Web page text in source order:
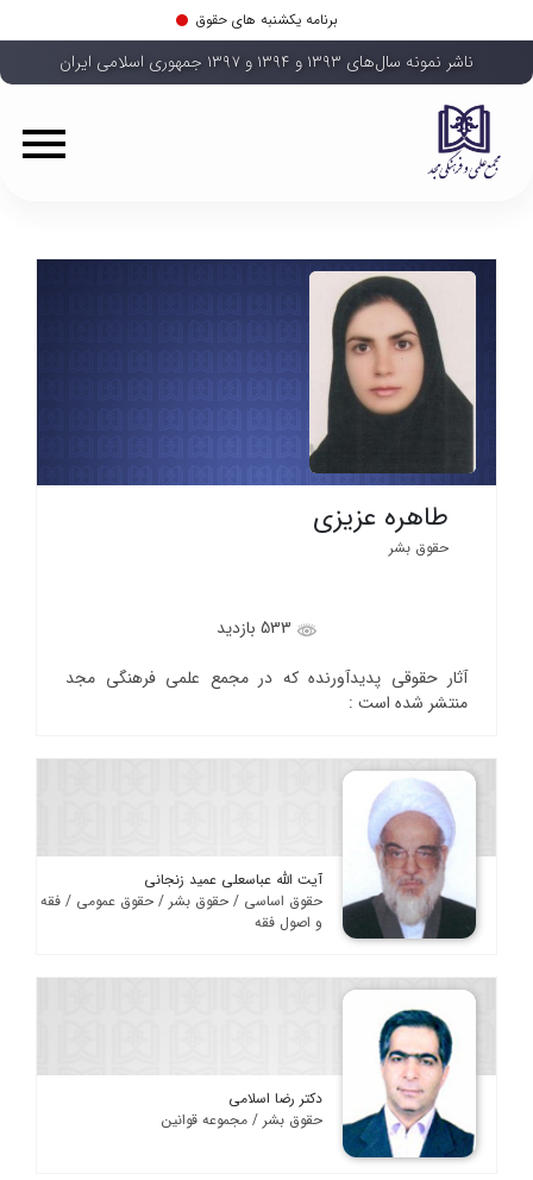
برنامه یکشنبه های حقوق
ناشر نمونه سال‌های ۱۳۹۳ و ۱۳۹۴ و ۱۳۹۷ جمهوری اسلامی ایران
طاهره عزیزی
حقوق بشر
آثار حقوقی پدیدآورنده که در مجمع علمی فرهنگی مجد
منتشر شده است :
آیت الله عباسعلی عمید زنجانی
حقوق اساسی / حقوق بشر / حقوق عمومی / فقه
و اصول فقه
دکتر رضا اسلامی
حقوق بشر / مجموعه قوانین